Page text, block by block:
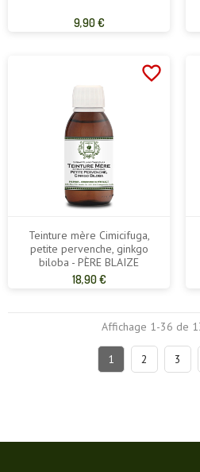
Prix
9,90 €
favorite_border
Teinture mère Cimicifuga,
petite pervenche, ginkgo
biloba - PÈRE BLAIZE
Prix
18,90 €
Affichage 1-36 de
1 2 3